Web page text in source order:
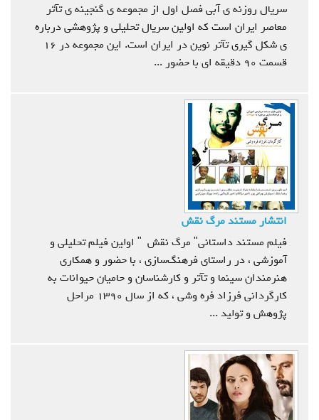
سریال روزنه ی آبی فصل اول از مجموعه ی گنجینه ی تآتر
معاصر ایران است که اولین سریال تحلیلی و پژوهشی درباره
ی شکل گیری تآتر نوین در ایران است. این مجموعه در 16
قسمت 90 دقیقه ای با حضور ...
انتشار مستند مرگ نقش
فیلم مستند داستانی" مرگ نقش " اولین فیلم تحلیلی و
آموزشی ، در راستای فرهنگ‌سازی ، با حضور و همکاری
هنرمندان سینما و تآتر و کارشناسان و حامیان حیوانات به
کارگردانی فرزاد فره وشی ، که از سال 1390 مراحل
پژوهش و تولید ...